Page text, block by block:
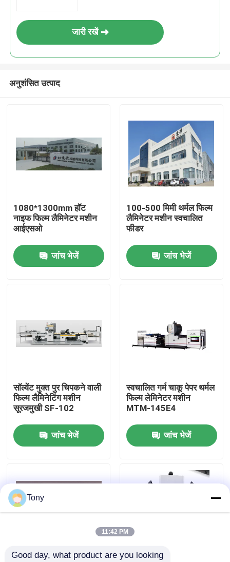
घर
हमारे बारे में
गुणवत्ता नियंत्रण
हमसे संपर्क करें
मामले
बांसुरी लैमिनेटर मशीन
जारी रखें
अनुशंसित उत्पाद
1080*1300mm हॉट
नाइफ फिल्म लैमिनेटर मशीन
आईएसओ
जांच भेजें
100-500 मिमी थर्मल फिल्म
लैमिनेटर मशीन स्वचालित
फीडर
जांच भेजें
सॉल्वेंट मुक्त पुर चिपकने वाली
फिल्म लैमिनेटिंग मशीन
सूरजमुखी SF-102
जांच भेजें
स्वचालित गर्म चाकू पेपर थर्मल
फिल्म लेमिनेटर मशीन
MTM-145E4
जांच भेजें
Tony
11:42 PM
Good day, what product are you looking